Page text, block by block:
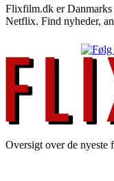
Flixfilm.dk er Danmarks
Netflix. Find nyheder,
Oversigt over de